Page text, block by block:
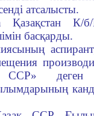
атсалысты.
Қазақстан
басқарды.
ССР» деген